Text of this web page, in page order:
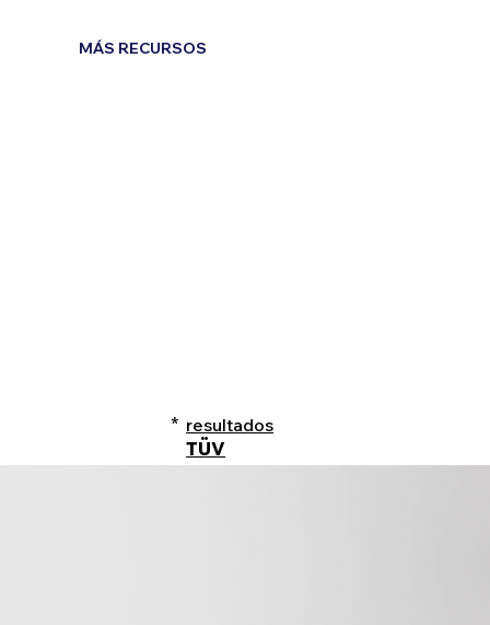
* resultados
TÜV
MÁS RECURSOS